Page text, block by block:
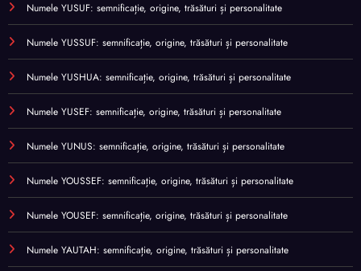
Numele YUSUF: semnificație, origine, trăsături și personalitate
Numele YUSSUF: semnificație, origine, trăsături și personalitate
Numele YUSHUA: semnificație, origine, trăsături și personalitate
Numele YUSEF: semnificație, origine, trăsături și personalitate
Numele YUNUS: semnificație, origine, trăsături și personalitate
Numele YOUSSEF: semnificație, origine, trăsături și personalitate
Numele YOUSEF: semnificație, origine, trăsături și personalitate
Numele YAUTAH: semnificație, origine, trăsături și personalitate